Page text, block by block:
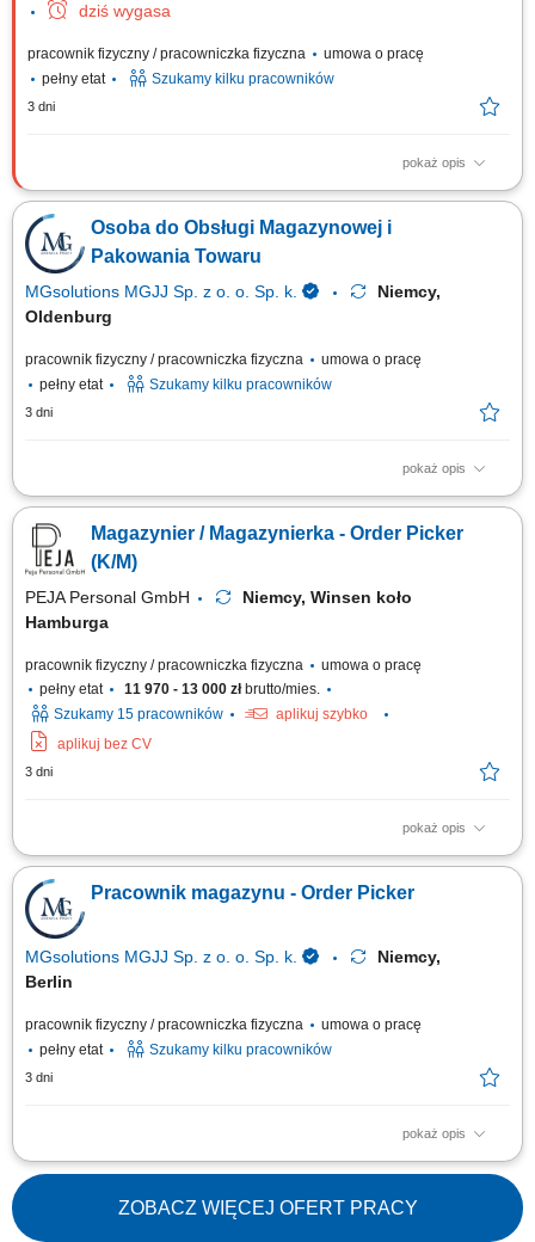
dziś wygasa
pracownik fizyczny / pracowniczka fizyczna
umowa o pracę
pełny etat
Szukamy kilku pracowników
3 dni
pokaż opis
Zadania: Wsparcie procesów produkcyjnych poprzez prace pomocnicze i
fizyczne; Obsługa prostych maszyn produkcyjnych; Pakowanie i
układanie gotowych wyrobów; Kontrola jakości produktów;
Kompletowanie i przygotowanie zamówień; Wykonywanie różnych zadań
pomocniczych na terenie zakładu;
Osoba do Obsługi Magazynowej i
Pakowania Towaru
MGsolutions MGJJ Sp. z o. o. Sp. k.
Niemcy,
Oldenburg
pracownik fizyczny / pracowniczka fizyczna
umowa o pracę
pełny etat
Szukamy kilku pracowników
3 dni
pokaż opis
Opis stanowiska Proste prace manualne polegające na sortowaniu,
prawidłowe układanie produktów na półkach magazynowych zgodnie z
instrukcjami. Dbanie o ogólny porządek na stanowisku pracy oraz
realizacja bieżących zadań pomocniczych.
Magazynier / Magazynierka - Order Picker
(K/M)
PEJA Personal GmbH
Niemcy, Winsen koło
Hamburga
pracownik fizyczny / pracowniczka fizyczna
umowa o pracę
pełny etat
11 970 - 13 000 złbrutto/mies.
Szukamy 15 pracowników
aplikuj szybko
aplikuj bez CV
3 dni
pokaż opis
Zadania: Manualne zbieranie artykułów i tworzenie zestawów
wysyłkowych zgodnie z dokumentacją zamówienia. Kondycjonowanie
produktów, układanie ich w kartonach oraz przygotowywanie do
ostatecznego transportu. Wprowadzanie danych produktowych za
pomocą terminali ręcznych i skanerów...
Pracownik magazynu - Order Picker
MGsolutions MGJJ Sp. z o. o. Sp. k.
Niemcy,
Berlin
pracownik fizyczny / pracowniczka fizyczna
umowa o pracę
pełny etat
Szukamy kilku pracowników
3 dni
pokaż opis
Opis stanowiska Realizacja / kompletowanie zamówień (możliwość pracy
na systemie w języku polskim!) Proste prace magazynowe - pakowanie /
układanie produktów; Dodatkowe proste prace w obrębie nowoczesnego
ZOBACZ WIĘCEJ OFERT PRACY